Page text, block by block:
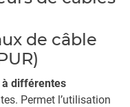
de câble
à différentes
Permet l’utilisation